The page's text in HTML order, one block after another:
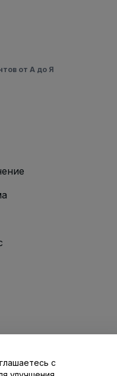
от А до Я
с нами
с